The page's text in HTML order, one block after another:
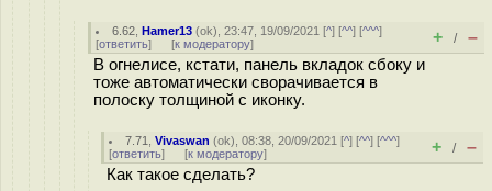
6.62 ,Hamer13 (ok), 23:47, 19/09/2021 [^] [^^] [^^^]
[ответить] [к модератору] + / –
В огнелисе, кстати, панель вкладок сбоку и
тоже автоматически сворачивается в
полоску толщиной с иконку.
7.71 ,Vivaswan (ok), 08:38, 20/09/2021 [^] [^^] [^^^]
[ответить] [к модератору] + / –
Как такое сделать?